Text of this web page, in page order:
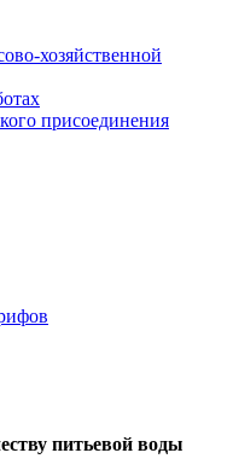
хозяйственной
присоединения
питьевой воды